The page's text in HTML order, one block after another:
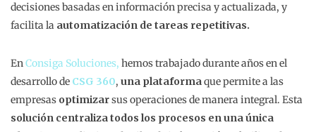
decisiones basadas en información precisa y actualizada, y
facilita la automatización de tareas repetitivas.
EnConsiga Soluciones, hemos trabajado durante años en el
desarrollo de CSG 360, una plataformaque permite a las
empresas optimizarsus operaciones de manera integral. Esta
solución centraliza todos los procesos en una única